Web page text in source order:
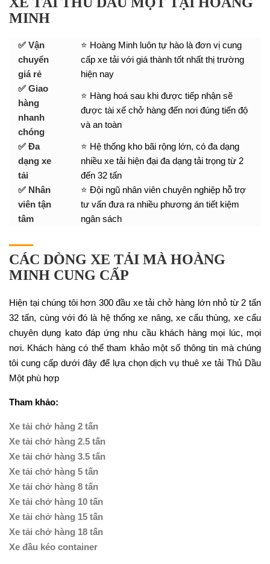
MINH
✅ Vận
chuyển
giá rẻ
⭐ Hoàng Minh luôn tự hào là đơn vị cung
cấp xe tải với giá thành tốt nhất thị trường
hiện nay
✅ Giao
hàng
nhanh
chóng
⭐ Hàng hoá sau khi được tiếp nhận sẽ
được tài xế chở hàng đến nơi đúng tiến độ
và an toàn
✅ Đa
dạng xe
tải
⭐ Hệ thống kho bãi rộng lớn, có đa dạng
nhiều xe tải hiện đại đa dạng tải trọng từ 2
đến 32 tấn
✅ Nhân
viên tận
tâm
⭐ Đội ngũ nhân viên chuyên nghiệp hỗ trợ
tư vấn đưa ra nhiều phương án tiết kiệm
ngân sách
CÁC DÒNG XE TẢI MÀ HOÀNG
MINH CUNG CẤP
Hiện tại chúng tôi hơn 300 đầu xe tải chở hàng lớn nhỏ từ 2 tấn
32 tấn, cùng với đó là hệ thống xe nâng, xe cẩu thùng, xe cẩu
chuyên dụng kato đáp ứng nhu cầu khách hàng mọi lúc, mọi
nơi. Khách hàng có thể tham khảo một số thông tin mà chúng
tôi cung cấp dưới đây để lựa chọn dịch vụ thuê xe tải Thủ Dầu
Một phù hợp
Tham khảo:
Xe tải chở hàng 2 tấn
Xe tải chở hàng 2.5 tấn
Xe tải chở hàng 3.5 tấn
Xe tải chở hàng 5 tấn
Xe tải chở hàng 8 tấn
Xe tải chở hàng 10 tấn
Xe tải chở hàng 15 tấn
Xe tải chở hàng 18 tấn
Xe đầu kéo container